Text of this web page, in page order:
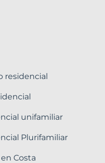
residencial
unifamiliar
Plurifamiliar
Costa